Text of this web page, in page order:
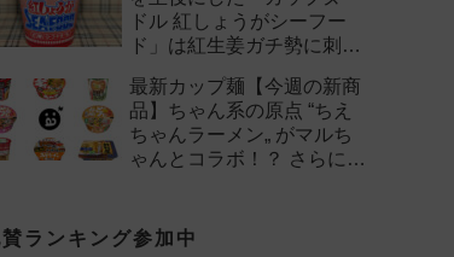
ドル 紅しょうがシーフー
ド」は紅生姜ガチ勢に刺さ
最新カップ麺【今週の新商
品】ちゃん系の原点 “ちえ
ちゃんラーメン„ がマルち
ゃんとコラボ！？ さらに
賛ランキング参加中